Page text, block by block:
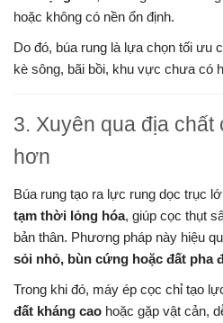
hoặc không có nền ổn định.
Do đó, búa rung là lựa chọn tối ưu
kè sông, bãi bồi, khu vực chưa có
3. Xuyên qua địa
hơn
Búa rung tạo ra lực rung dọc trục
tạm thời lỏng hóa, giúp cọc thụt
bản thân. Phương pháp này hiệu
sỏi nhỏ, bùn cứng hoặc đất pha
Trong khi đó, máy ép cọc chỉ tạo
đất kháng cao hoặc gặp vật cản,